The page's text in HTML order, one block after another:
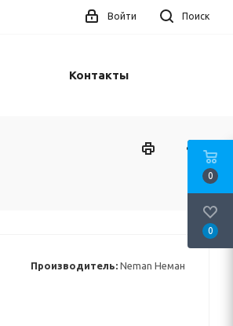
Поиск
Войти
Контакты
Производитель: Neman Неман
0
0